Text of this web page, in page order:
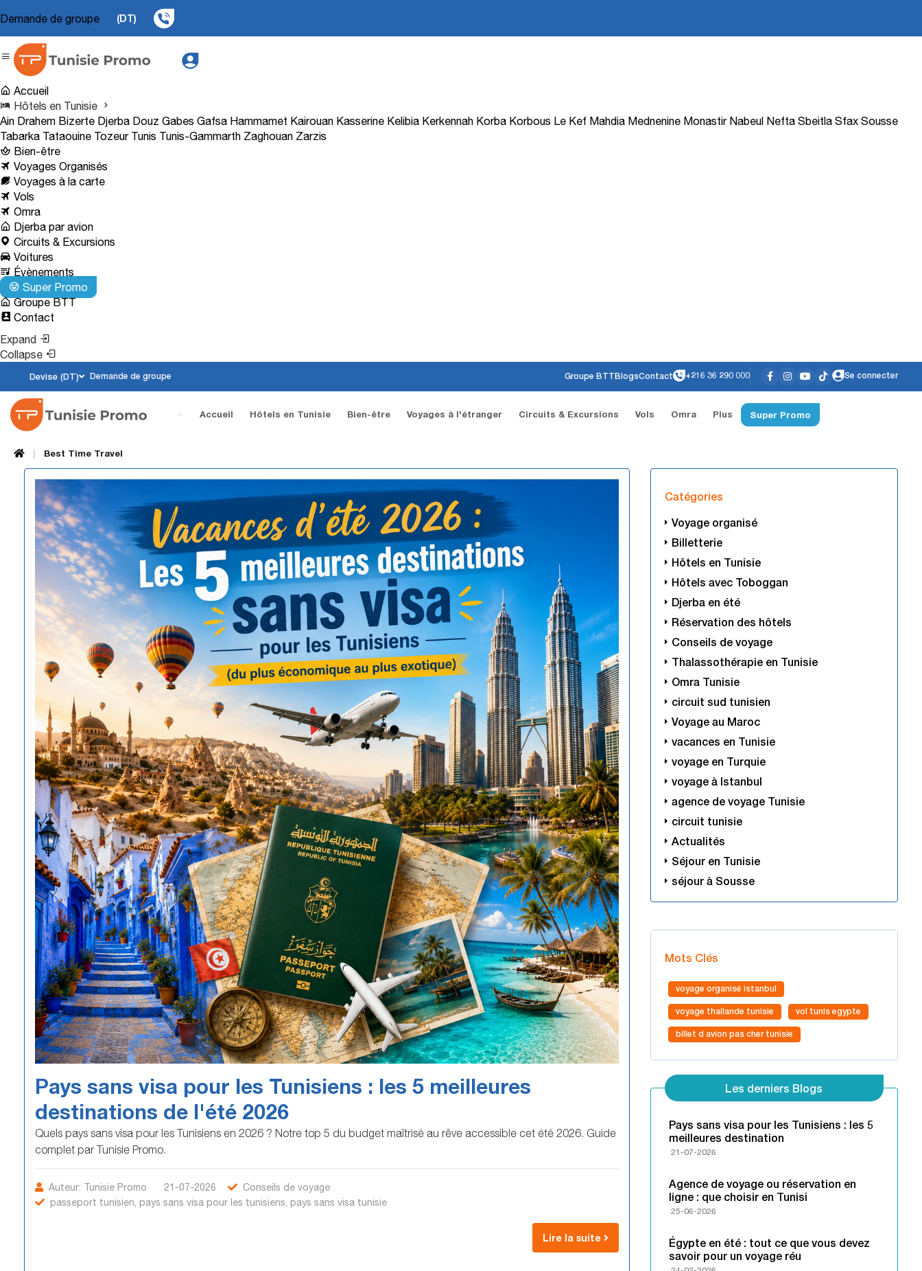
Demande de groupe (DT)
Accueil
Hôtels en Tunisie
Ain Drahem Bizerte Djerba Douz Gabes Gafsa Hammamet Kairouan Kasserine Kelibia Kerkennah Korba Korbous Le Kef Mahdia Mednenine Monastir Nabeul Nefta Sbeitla Sfax Sousse
Tabarka Tataouine Tozeur Tunis Tunis-Gammarth Zaghouan Zarzis
Bien-être
Voyages Organisés
Voyages à la carte
Vols
Omra
Djerba par avion
Circuits & Excursions
Voitures
Évènements
Super Promo
Groupe BTT
Contact
Expand
Collapse
Devise (DT) Demande de groupe Groupe BTTBlogsContact +216 36 290 000 Se connecter
Accueil (current)
Hôtels en Tunisie Bien-être Voyages à l'étranger Circuits & Excursions Vols Omra Plus Super Promo
Best Time Travel
Pays sans visa pour les Tunisiens : les 5 meilleures
destinations de l'été 2026
Quels pays sans visa pour les Tunisiens en 2026 ? Notre top 5 du budget maîtrisé au rêve accessible cet été 2026. Guide
complet par Tunisie Promo.
Auteur: Tunisie Promo 21-07-2026
Conseils de voyage
passeport tunisien​ , pays sans visa pour les tunisiens​ , pays sans visa tunisie​
Lire la suite
Catégories
Voyage organisé
Billetterie
Hôtels en Tunisie
Hôtels avec Toboggan
Djerba en été
Réservation des hôtels
Conseils de voyage
Thalassothérapie en Tunisie
Omra Tunisie
circuit sud tunisien​
Voyage au Maroc
vacances en Tunisie
voyage en Turquie
voyage à Istanbul
agence de voyage Tunisie
circuit tunisie​
Actualités
Séjour en Tunisie
séjour à Sousse
Mots Clés
voyage organisé istanbul​
voyage thailande tunisie vol tunis egypte
billet d avion pas cher tunisie​
Les derniers Blogs
Pays sans visa pour les Tunisiens : les 5
meilleures destination
21-07-2026
Agence de voyage ou réservation en
ligne : que choisir en Tunisi
25-06-2026
Égypte en été : tout ce que vous devez
savoir pour un voyage réu